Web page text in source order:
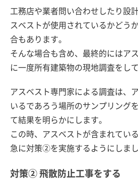
工務店や業者問い合わせしたり設
スベストが使用されているかどう
合もあります。
そんな場合も含め、最終的にはア
に一度所有建築物の現地調査をし
アスベスト専門家による調査は、
いるであろう場所のサンプリング
て結果を明らかにします。
この時、アスベストが含まれてい
急に対策②を実施するようにしまし
対策② 飛散防止工事をする